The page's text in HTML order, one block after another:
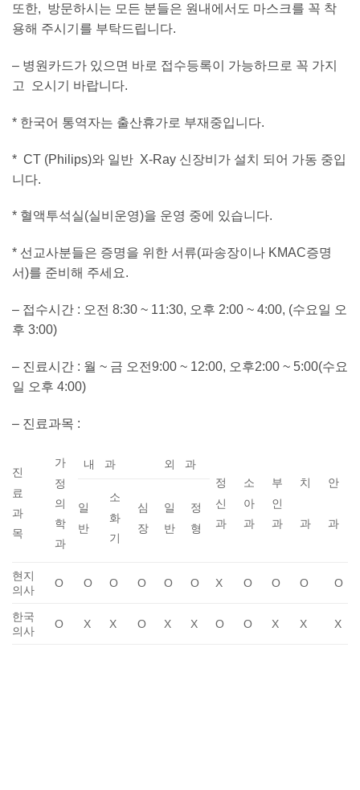
또한, 방문하시는 모든 분들은 원내에서도 마스크를 꼭 착
용해 주시기를 부탁드립니다.
– 병원카드가 있으면 바로 접수등록이 가능하므로 꼭 가지
고 오시기 바랍니다.
* 한국어 통역자는 출산휴가로 부재중입니다.
* CT (Philips)와 일반 X-Ray 신장비가 설치 되어 가동 중입
니다.
* 혈액투석실(실비운영)을 운영 중에 있습니다.
* 선교사분들은 증명을 위한 서류(파송장이나 KMAC증명
서)를 준비해 주세요.
– 접수시간 : 오전 8:30 ~ 11:30, 오후 2:00 ~ 4:00, (수요일 오
후 3:00)
– 진료시간 : 월 ~ 금 오전9:00 ~ 12:00, 오후2:00 ~ 5:00(수요
일 오후 4:00)
– 진료과목 :
진
료
과
목
가
정
의
학
과
내 과
외 과
정
신
과
소
아
과
부
인
과
치
과
안
과
일
반
소
화
기
심
장
일
반
정
형
현지
의사
O O O O O O X O O O O
한국
의사
O X X O X X O O X X X